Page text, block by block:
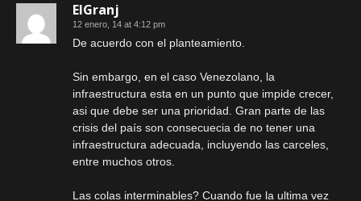
ElGranj
12 enero, 14 at 4:12 pm
De acuerdo con el planteamiento.
Sin embargo, en el caso Venezolano, la
infraestructura esta en un punto que impide crecer,
asi que debe ser una prioridad. Gran parte de las
crisis del país son consecuecia de no tener una
infraestructura adecuada, incluyendo las carceles,
entre muchos otros.
Las colas interminables? Cuando fue la ultima vez